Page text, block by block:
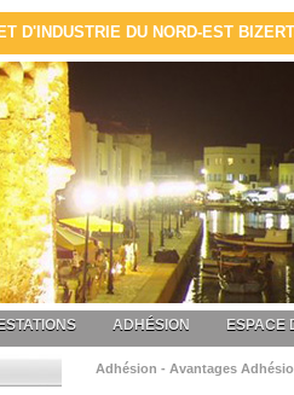
D'INDUSTRIE DU NORD-EST
ADHÉSION ESPACE
Adhésion - Avantages